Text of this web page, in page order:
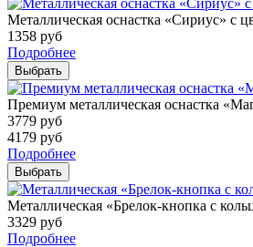
Металлическая оснастка «Сириус» с
1358 руб
Подробнее
Выбрать
Премиум металлическая оснастка
3779 руб
4179 руб
Подробнее
Выбрать
Металлическая «Брелок-кнопка с
3329 руб
Подробнее